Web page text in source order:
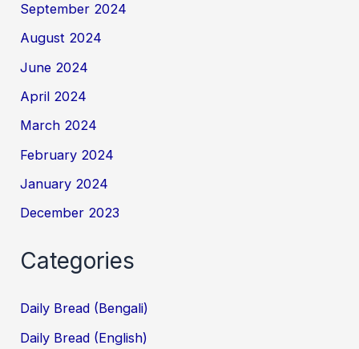
September 2024
August 2024
June 2024
April 2024
March 2024
February 2024
January 2024
December 2023
Categories
Daily Bread (Bengali)
Daily Bread (English)